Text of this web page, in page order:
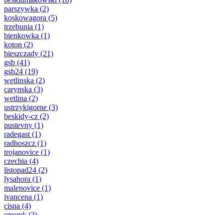
parszywka (2)
koskowagora (5)
trzebunia (1)
bienkowka (1)
koton (2)
bieszczady (21)
gsb (41)
gsb24 (19)
wetlinska (2)
carynska (3)
wetlina (2)
ustrzykigorne (3)
beskidy-cz (2)
pustevny (1)
radegast (1)
radhoszcz (1)
trojanovice (1)
czechia (4)
listopad24 (2)
lysahora (1)
malenovice (1)
ivancena (1)
cisna (4)